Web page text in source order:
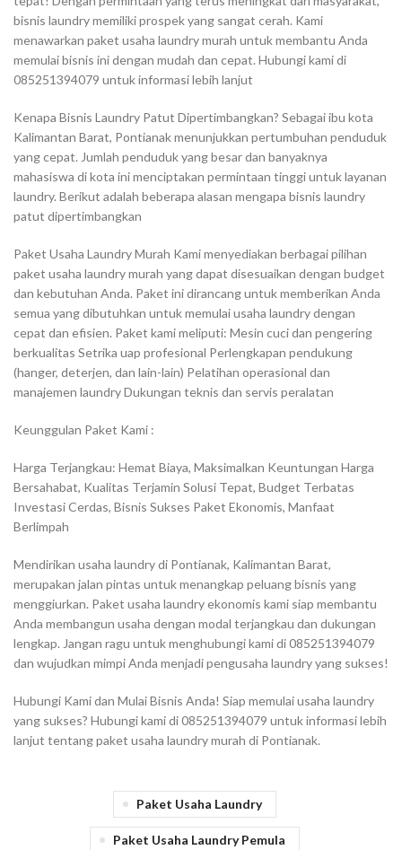
bisnis laundry memiliki prospek yang sangat cerah. Kami
menawarkan paket usaha laundry murah untuk membantu Anda
memulai bisnis ini dengan mudah dan cepat. Hubungi kami di
085251394079 untuk informasi lebih lanjut
Kenapa Bisnis Laundry Patut Dipertimbangkan? Sebagai ibu kota
Kalimantan Barat, Pontianak menunjukkan pertumbuhan penduduk
yang cepat. Jumlah penduduk yang besar dan banyaknya
mahasiswa di kota ini menciptakan permintaan tinggi untuk layanan
laundry. Berikut adalah beberapa alasan mengapa bisnis laundry
patut dipertimbangkan
Paket Usaha Laundry Murah Kami menyediakan berbagai pilihan
paket usaha laundry murah yang dapat disesuaikan dengan budget
dan kebutuhan Anda. Paket ini dirancang untuk memberikan Anda
semua yang dibutuhkan untuk memulai usaha laundry dengan
cepat dan efisien. Paket kami meliputi: Mesin cuci dan pengering
berkualitas Setrika uap profesional Perlengkapan pendukung
(hanger, deterjen, dan lain-lain) Pelatihan operasional dan
manajemen laundry Dukungan teknis dan servis peralatan
Keunggulan Paket Kami :
Harga Terjangkau: Hemat Biaya, Maksimalkan Keuntungan Harga
Bersahabat, Kualitas Terjamin Solusi Tepat, Budget Terbatas
Investasi Cerdas, Bisnis Sukses Paket Ekonomis, Manfaat
Berlimpah
Mendirikan usaha laundry di Pontianak, Kalimantan Barat,
merupakan jalan pintas untuk menangkap peluang bisnis yang
menggiurkan. Paket usaha laundry ekonomis kami siap membantu
Anda membangun usaha dengan modal terjangkau dan dukungan
lengkap. Jangan ragu untuk menghubungi kami di 085251394079
dan wujudkan mimpi Anda menjadi pengusaha laundry yang sukses!
Hubungi Kami dan Mulai Bisnis Anda! Siap memulai usaha laundry
yang sukses? Hubungi kami di 085251394079 untuk informasi lebih
lanjut tentang paket usaha laundry murah di Pontianak.
Paket Usaha Laundry
Paket Usaha Laundry Pemula